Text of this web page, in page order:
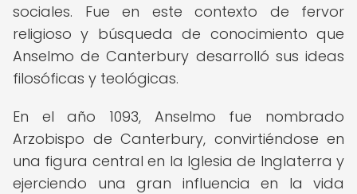
sociales. Fue en este contexto de fervor
religioso y búsqueda de conocimiento que
Anselmo de Canterbury desarrolló sus ideas
filosóficas y teológicas.
En el año 1093, Anselmo fue nombrado
Arzobispo de Canterbury, convirtiéndose en
una figura central en la Iglesia de Inglaterra y
ejerciendo una gran influencia en la vida